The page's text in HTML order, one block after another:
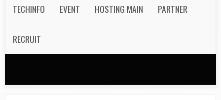
o
TECHINFO EVENT HOSTING MAIN PARTNER
RECRUIT